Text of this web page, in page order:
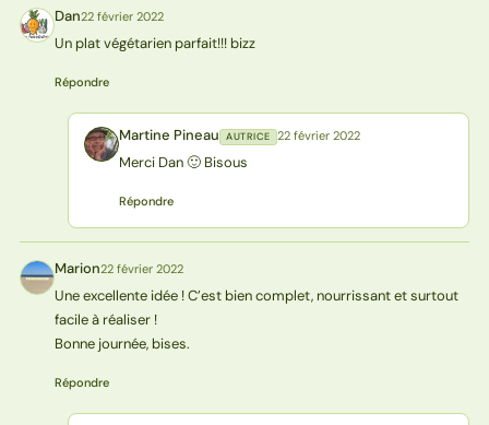
D Dan22 février 2022
Un plat végétarien parfait!!! bizz
Répondre
MP Martine Pineau AUTRICE 22 février 2022
Merci Dan 🙂 Bisous
Répondre
M Marion22 février 2022
Une excellente idée ! C’est bien complet, nourrissant et surtout
facile à réaliser !
Bonne journée, bises.
Répondre